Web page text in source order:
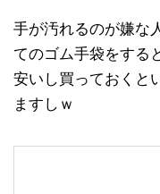
手が汚れるのが嫌な
てのゴム手袋をする
安いし買っておくと
ますしｗ